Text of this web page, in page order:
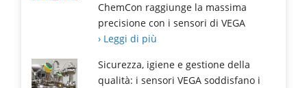
ChemCon raggiunge la massima
precisione con i sensori di VEGA
› Leggi di più
Sicurezza, igiene e gestione della
qualità: i sensori VEGA soddisfano i